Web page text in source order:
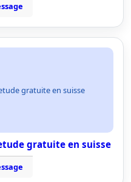
gratuite en suisse
gratuite en suisse